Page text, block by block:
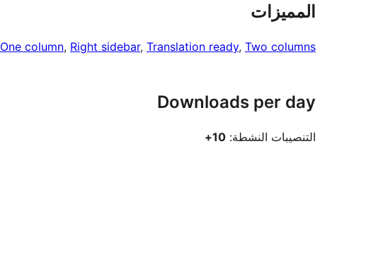
المميزات
One column, Right sidebar, Translation ready, Two columns
Downloads per day
التنصيبات النشطة: 10+